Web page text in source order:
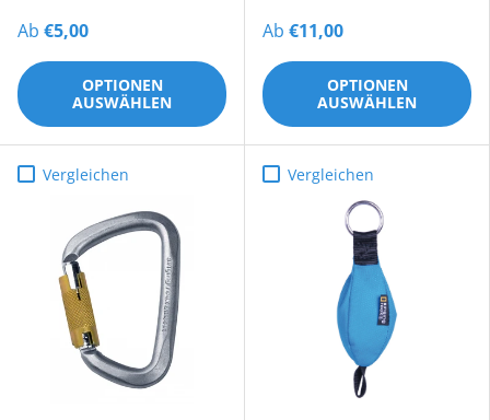
Ab €5,00
OPTIONEN
AUSWÄHLEN
Ab €11,00
OPTIONEN
AUSWÄHLEN
Vergleichen Vergleichen